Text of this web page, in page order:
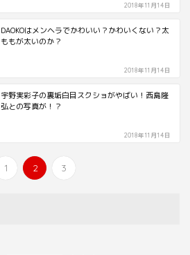
2018年11月14日
DAOKOはメンヘラでかわいい？かわいくない？太
ももが太いのか？
2018年11月14日
宇野実彩子の裏垢白目スクショがやばい！西島隆
弘との写真が！？
2018年11月14日
1 2 3